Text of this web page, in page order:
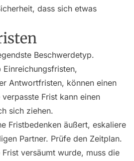
dass sich etwas
Beschwerdetyp.
Antwortfristen, können einen
Frist kann einen
sich ziehen.
Fristbedenken äußert, eskaliere
Partner. Prüfe den Zeitplan.
versäumt wurde, muss die